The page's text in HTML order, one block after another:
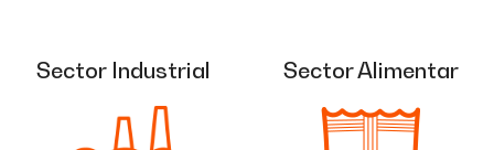
Sector Industrial Sector Alimentar